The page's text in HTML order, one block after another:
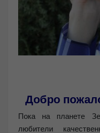
Добро
Пока на планете
любители